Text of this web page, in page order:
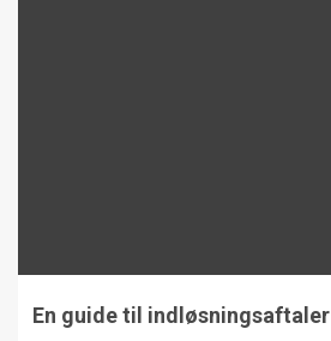
En guide til indløsningsaftaler